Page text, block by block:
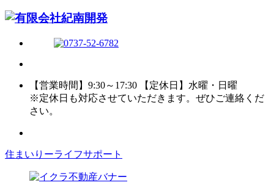
【営業時間】9:30～17:30 【定休日】水曜・日曜
※定休日も対応させていただきます。ぜひご連絡くだ
さい。
住まいりーライフサポート